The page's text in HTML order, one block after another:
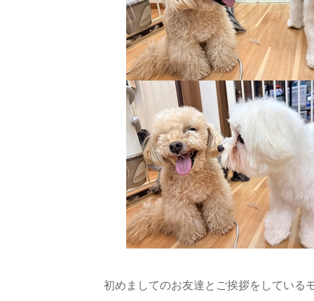
初めましてのお友達とご挨拶をしている